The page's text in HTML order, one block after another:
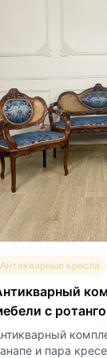
Антикварные кресла
с
и пара